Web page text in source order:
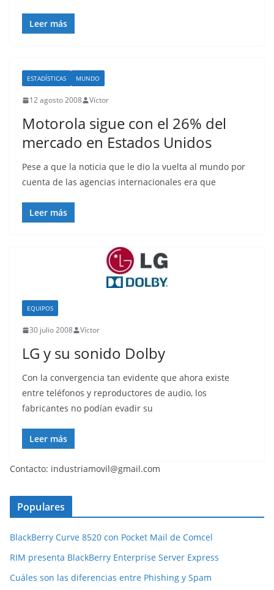
Leer más
ESTADÍSTICAS MUNDO
12 agosto 2008 Víctor
Motorola sigue con el 26% del
mercado en Estados Unidos
Pese a que la noticia que le dio la vuelta al mundo por
cuenta de las agencias internacionales era que
Leer más
EQUIPOS
30 julio 2008 Víctor
LG y su sonido Dolby
Con la convergencia tan evidente que ahora existe
entre teléfonos y reproductores de audio, los
fabricantes no podían evadir su
Leer más
Contacto: industriamovil@gmail.com
Populares
BlackBerry Curve 8520 con Pocket Mail de Comcel
RIM presenta BlackBerry Enterprise Server Express
Cuáles son las diferencias entre Phishing y Spam